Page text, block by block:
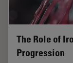
The Role of
Progression